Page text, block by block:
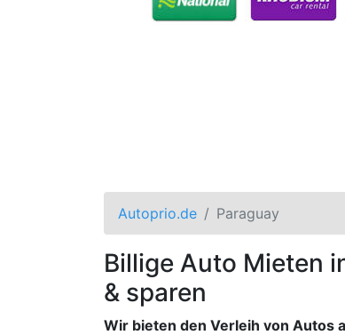
Autoprio.de Paraguay
Billige Auto Mieten
& sparen
Wir bieten den Verleih von Autos